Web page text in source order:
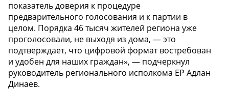
показатель доверия к процедуре
предварительного голосования и к партии в
целом. Порядка 46 тысяч жителей региона уже
проголосовали, не выходя из дома, — это
подтверждает, что цифровой формат востребован
и удобен для наших граждан», — подчеркнул
руководитель регионального исполкома ЕР Адлан
Динаев.